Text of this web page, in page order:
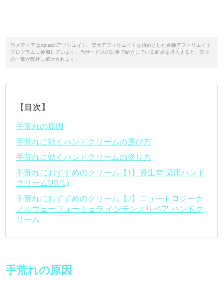
当メディアはAmazonアソシエイト、楽天アフィリエイトを始めとした各種アフィリエイト
プログラムに参加しています。当サービスの記事で紹介している商品を購入すると、売上
の一部が弊社に還元されます。
【目次】
手荒れの原因
手荒れに効くハンドクリームの選び方
手荒れに効くハンドクリームの塗り方
手荒れにおすすめのクリーム【1】資生堂 薬用ハンド
クリームUR(L)
手荒れにおすすめのクリーム【2】ニュートロジーナ
ノルウェーフォーミュラ インテンスリペア ハンドク
リーム
手荒れの原因